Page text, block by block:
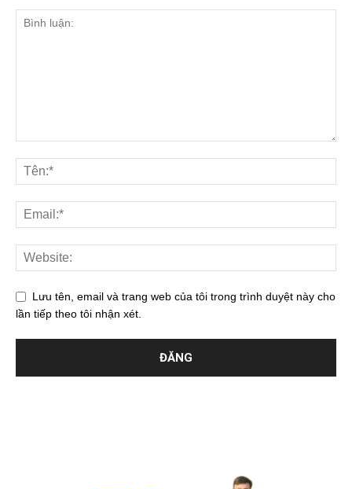
Lưu tên, email và trang web của tôi trong trình duyệt này cho
lần tiếp theo tôi nhận xét.